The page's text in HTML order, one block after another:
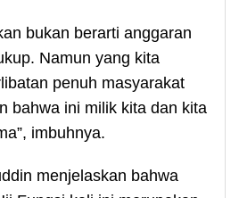
bukan berarti anggaran
Namun yang kita
penuh masyarakat
bahwa ini milik kita dan kita
imbuhnya.
menjelaskan bahwa